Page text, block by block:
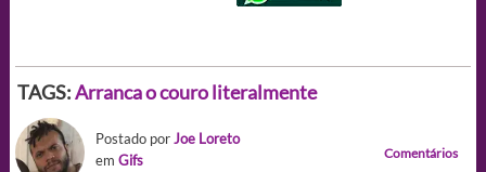
TAGS:Arranca o couro literalmente
Postado porJoe Loreto
em Gifs Comentários